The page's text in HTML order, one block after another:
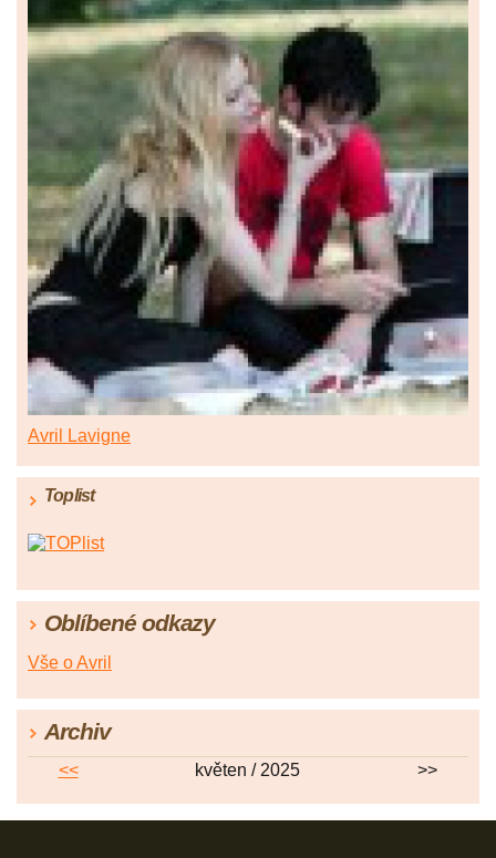
Avril Lavigne
Toplist
Oblíbené odkazy
Vše o Avril
Archiv
<< květen / 2025 >>